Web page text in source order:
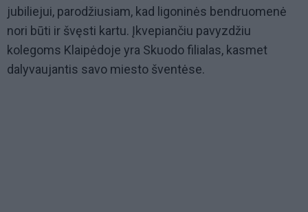
jubiliejui, parodžiusiam, kad ligoninės bendruomenė
nori būti ir švęsti kartu. Įkvepiančiu pavyzdžiu
kolegoms Klaipėdoje yra Skuodo filialas, kasmet
dalyvaujantis savo miesto šventėse.